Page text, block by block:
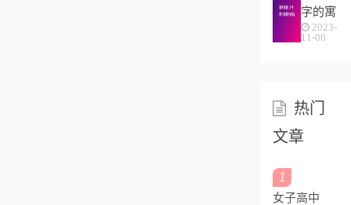
性子傲
字的寓
意，10
的女...
2023-
11-06
热门
文章
1
女子高中